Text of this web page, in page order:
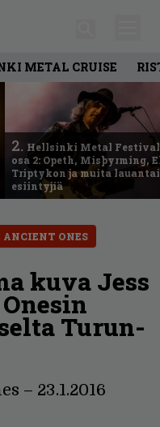
METAL CRUISE
2. Hellsinki Metal
osa 2: Opeth, Misþyrming,
Triptykon ja muita
esiintyjiä
ANCIENT ONES
kuva Jess
Turun-
– 23.1.2016